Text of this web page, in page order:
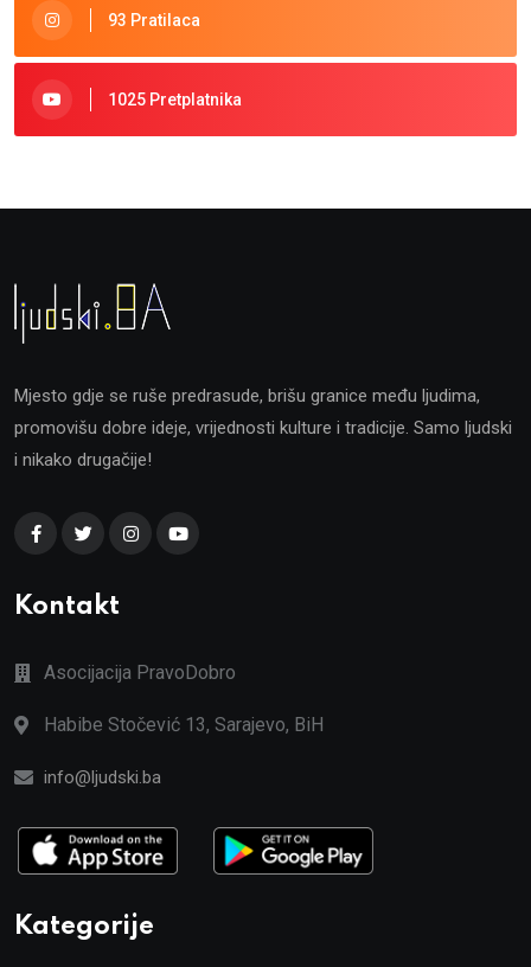
93 Pratilaca
1025 Pretplatnika
Mjesto gdje se ruše predrasude, brišu granice među ljudima,
promovišu dobre ideje, vrijednosti kulture i tradicije. Samo ljudski
i nikako drugačije!
Kontakt
Asocijacija PravoDobro
Habibe Stočević 13, Sarajevo, BiH
info@ljudski.ba
Kategorije